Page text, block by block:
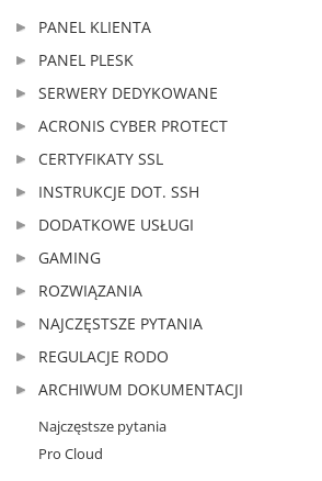
PANEL KLIENTA
PANEL PLESK
SERWERY DEDYKOWANE
ACRONIS CYBER PROTECT
CERTYFIKATY SSL
INSTRUKCJE DOT. SSH
DODATKOWE USŁUGI
GAMING
ROZWIĄZANIA
NAJCZĘSTSZE PYTANIA
REGULACJE RODO
ARCHIWUM DOKUMENTACJI
Najczęstsze pytania
Pro Cloud